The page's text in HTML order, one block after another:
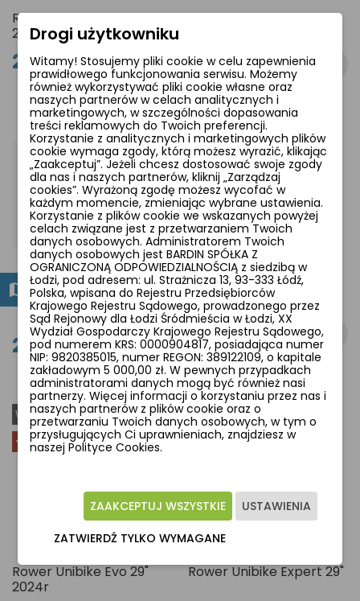
Rower Unibike Shadow
27,5" 2026r.
2 300,00 zł
Rower Unibike Shadow
2 549,00 zł
favorite_border
Rower Unibike Fusion 29"
2 999,00 zł
-150,00 ZŁ favorite_border
Rower Unibike Fusion
damski 27,5" rama 17"
3 149,00 zł
3 299,00 zł
WYPRZEDAŻ!
-1 600,00 ZŁ
favorite_border
Rower Unibike Evo 29"
2024r
favorite_border
Rower Unibike Expert 29"
Drogi użytkowniku
Witamy! Stosujemy pliki cookie w celu zapewnienia
prawidłowego funkcjonowania serwisu. Możemy
również wykorzystywać pliki cookie własne oraz
naszych partnerów w celach analitycznych i
marketingowych, w szczególności dopasowania
treści reklamowych do Twoich preferencji.
Korzystanie z analitycznych i marketingowych plików
cookie wymaga zgody, którą możesz wyrazić, klikając
„Zaakceptuj”. Jeżeli chcesz dostosować swoje zgody
dla nas i naszych partnerów, kliknij „Zarządzaj
cookies”. Wyrażoną zgodę możesz wycofać w
każdym momencie, zmieniając wybrane ustawienia.
Korzystanie z plików cookie we wskazanych powyżej
celach związane jest z przetwarzaniem Twoich
danych osobowych. Administratorem Twoich
danych osobowych jest BARDIN SPÓŁKA Z
OGRANICZONĄ ODPOWIEDZIALNOŚCIĄ z siedzibą w
Łodzi, pod adresem: ul. Strażnicza 13, 93-333 Łódź,
Polska, wpisana do Rejestru Przedsiębiorców
Krajowego Rejestru Sądowego, prowadzonego przez
Sąd Rejonowy dla Łodzi Śródmieścia w Łodzi, XX
Wydział Gospodarczy Krajowego Rejestru Sądowego,
pod numerem KRS: 0000904817, posiadająca numer
NIP: 9820385015, numer REGON: 389122109, o kapitale
zakładowym 5 000,00 zł. W pewnych przypadkach
administratorami danych mogą być również nasi
partnerzy. Więcej informacji o korzystaniu przez nas i
naszych partnerów z plików cookie oraz o
przetwarzaniu Twoich danych osobowych, w tym o
przysługujących Ci uprawnieniach, znajdziesz w
naszej Polityce Cookies.
USTAWIENIA
ZAAKCEPTUJ WSZYSTKIE
ZATWIERDŹ TYLKO WYMAGANE